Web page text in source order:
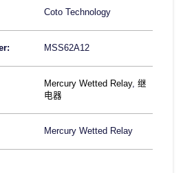
Coto Technology
MSS62A12
Mercury Wetted Relay, 继
电器
Mercury Wetted Relay